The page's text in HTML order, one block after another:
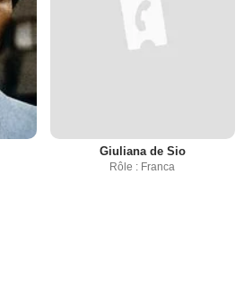
Giuliana de Sio
Rôle : Franca